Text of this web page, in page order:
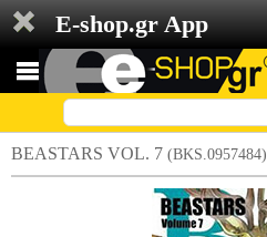
E-shop.gr App
BEASTARS VOL. 7 (BKS.0957484)